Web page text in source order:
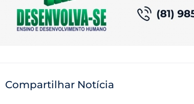
Compartilhar Notícia